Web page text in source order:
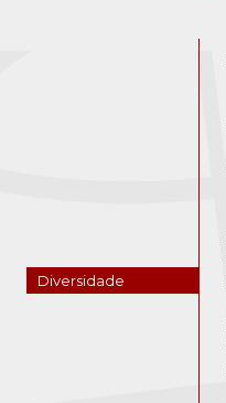
Diversidade